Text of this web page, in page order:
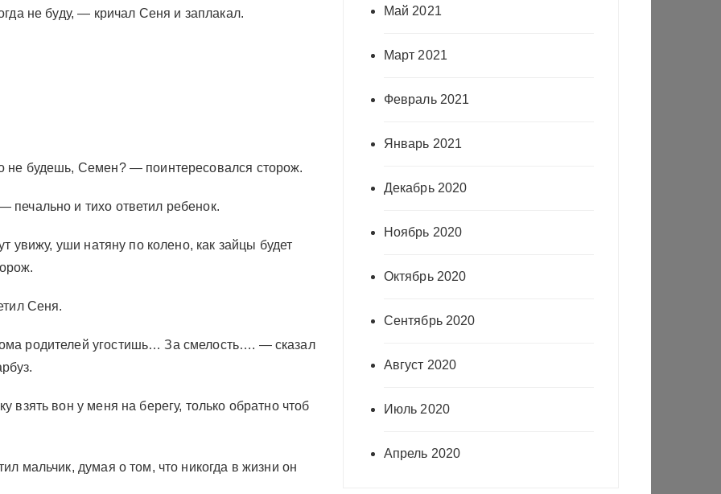
не буду, — кричал Сеня и заплакал.
не будешь, Семен? — поинтересовался сторож.
и тихо ответил ребенок.
увижу, уши натяну по колено, как зайцы будет
Сеня.
родителей угостишь… За смелость…. — сказал
взять вон у меня на берегу, только обратно чтоб
мальчик, думая о том, что никогда в жизни он
Май 2021
Март 2021
Февраль 2021
Январь 2021
Декабрь 2020
Ноябрь 2020
Октябрь 2020
Сентябрь 2020
Август 2020
Июль 2020
Апрель 2020